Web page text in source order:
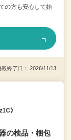
の方も安心して始
終了日： 2026/11/13
》
の検品・梱包